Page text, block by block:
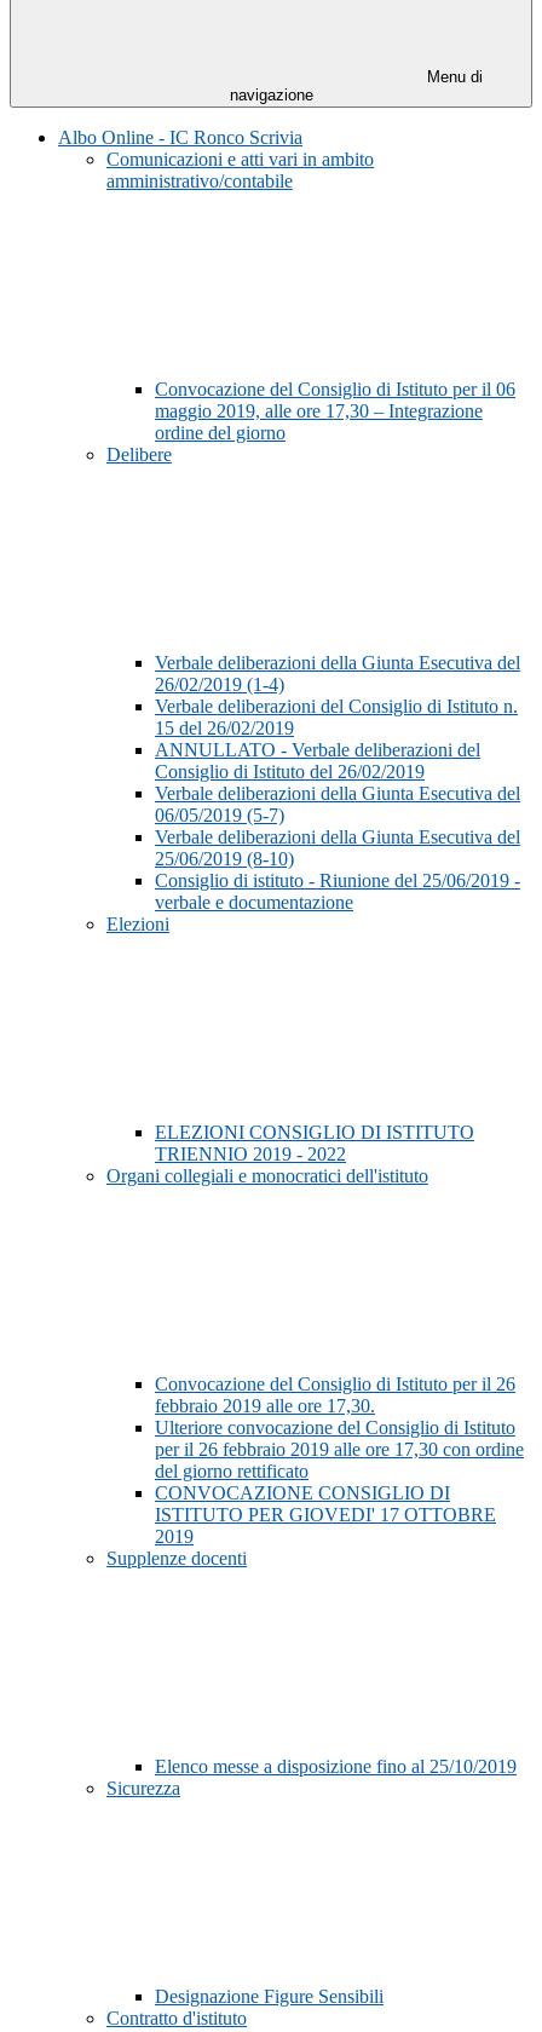
Menu di
navigazione
Albo Online - IC Ronco Scrivia
Comunicazioni e atti vari in ambito
amministrativo/contabile
Convocazione del Consiglio di Istituto per il 06
maggio 2019, alle ore 17,30 – Integrazione
ordine del giorno
Delibere
Verbale deliberazioni della Giunta Esecutiva del
26/02/2019 (1-4)
Verbale deliberazioni del Consiglio di Istituto n.
15 del 26/02/2019
ANNULLATO - Verbale deliberazioni del
Consiglio di Istituto del 26/02/2019
Verbale deliberazioni della Giunta Esecutiva del
06/05/2019 (5-7)
Verbale deliberazioni della Giunta Esecutiva del
25/06/2019 (8-10)
Consiglio di istituto - Riunione del 25/06/2019 -
verbale e documentazione
Elezioni
ELEZIONI CONSIGLIO DI ISTITUTO
TRIENNIO 2019 - 2022
Organi collegiali e monocratici dell'istituto
Convocazione del Consiglio di Istituto per il 26
febbraio 2019 alle ore 17,30.
Ulteriore convocazione del Consiglio di Istituto
per il 26 febbraio 2019 alle ore 17,30 con ordine
del giorno rettificato
CONVOCAZIONE CONSIGLIO DI
ISTITUTO PER GIOVEDI' 17 OTTOBRE
2019
Supplenze docenti
Elenco messe a disposizione fino al 25/10/2019
Sicurezza
Designazione Figure Sensibili
Contratto d'istituto